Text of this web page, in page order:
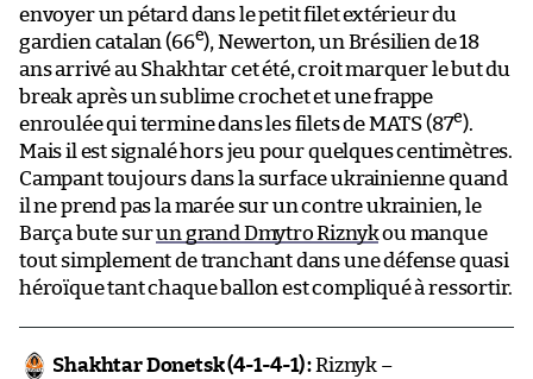
envoyer un pétard dans le petit filet extérieur du
gardien catalan (66e), Newerton, un Brésilien de 18
ans arrivé au Shakhtar cet été, croit marquer le but du
break après un sublime crochet et une frappe
enroulée qui termine dans les filets de MATS (87e).
Mais il est signalé hors jeu pour quelques centimètres.
Campant toujours dans la surface ukrainienne quand
il ne prend pas la marée sur un contre ukrainien, le
Barça bute surun grand Dmytro Riznykou manque
tout simplement de tranchant dans une défense quasi
héroïque tant chaque ballon est compliqué à ressortir.
Shakhtar Donetsk (4-1-4-1) :Riznyk –